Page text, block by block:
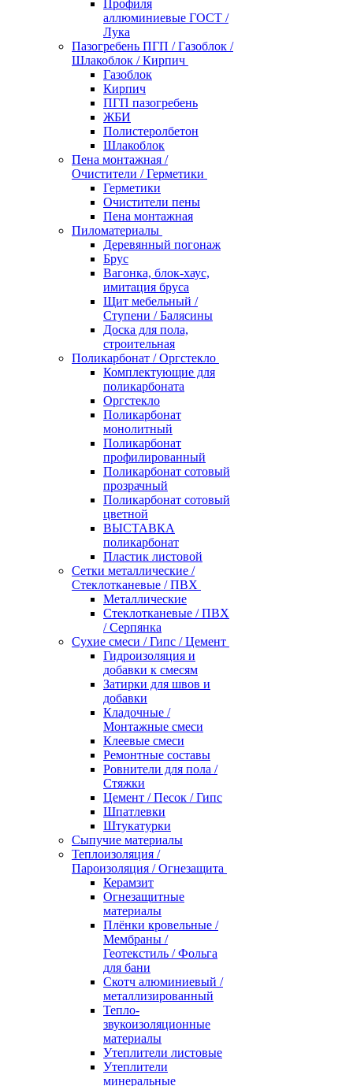
Профиля
аллюминиевые ГОСТ /
Лука
Пазогребень ПГП / Газоблок /
Шлакоблок / Кирпич
Газоблок
Кирпич
ПГП пазогребень
ЖБИ
Полистеролбетон
Шлакоблок
Пена монтажная /
Очистители / Герметики
Герметики
Очистители пены
Пена монтажная
Пиломатериалы
Деревянный погонаж
Брус
Вагонка, блок-хаус,
имитация бруса
Щит мебельный /
Ступени / Балясины
Доска для пола,
строительная
Поликарбонат / Оргстекло
Комплектующие для
поликарбоната
Оргстекло
Поликарбонат
монолитный
Поликарбонат
профилированный
Поликарбонат сотовый
прозрачный
Поликарбонат сотовый
цветной
ВЫСТАВКА
поликарбонат
Пластик листовой
Сетки металлические /
Стеклотканевые / ПВХ
Металлические
Стеклотканевые / ПВХ
/ Серпянка
Сухие смеси / Гипс / Цемент
Гидроизоляция и
добавки к смесям
Затирки для швов и
добавки
Кладочные /
Монтажные смеси
Клеевые смеси
Ремонтные составы
Ровнители для пола /
Стяжки
Цемент / Песок / Гипс
Шпатлевки
Штукатурки
Сыпучие материалы
Теплоизоляция /
Пароизоляция / Огнезащита
Керамзит
Огнезащитные
материалы
Плёнки кровельные /
Мембраны /
Геотекстиль / Фольга
для бани
Скотч алюминиевый /
металлизированный
Тепло-
звукоизоляционные
материалы
Утеплители листовые
Утеплители
минеральные